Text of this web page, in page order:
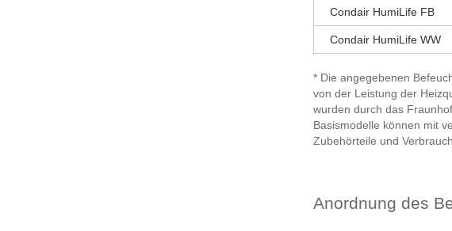
Condair HumiLife FB
Condair HumiLife WW
* Die angegebenen
von der Leistung der
wurden durch das
Basismodelle können mit
Zubehörteile und
Anordnung des